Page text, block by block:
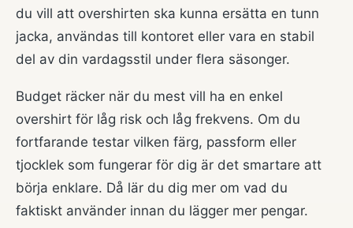
du vill att overshirten ska kunna ersätta en tunn
jacka, användas till kontoret eller vara en stabil
del av din vardagsstil under flera säsonger.
Budget räcker när du mest vill ha en enkel
overshirt för låg risk och låg frekvens. Om du
fortfarande testar vilken färg, passform eller
tjocklek som fungerar för dig är det smartare att
börja enklare. Då lär du dig mer om vad du
faktiskt använder innan du lägger mer pengar.